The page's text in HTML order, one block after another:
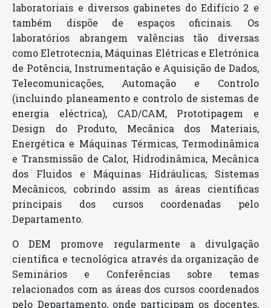
laboratoriais e diversos gabinetes do Edifício 2 e
também dispõe de espaços oficinais. Os
laboratórios abrangem valências tão diversas
como Eletrotecnia, Máquinas Elétricas e Eletrónica
de Potência, Instrumentação e Aquisição de Dados,
Telecomunicações, Automação e Controlo
(incluindo planeamento e controlo de sistemas de
energia eléctrica), CAD/CAM, Prototipagem e
Design do Produto, Mecânica dos Materiais,
Energética e Máquinas Térmicas, Termodinâmica
e Transmissão de Calor, Hidrodinâmica, Mecânica
dos Fluidos e Máquinas Hidráulicas, Sistemas
Mecânicos, cobrindo assim as áreas científicas
principais dos cursos coordenadas pelo
Departamento.
O DEM promove regularmente a divulgação
científica e tecnológica através da organização de
Seminários e Conferências sobre temas
relacionados com as áreas dos cursos coordenados
pelo Departamento, onde participam os docentes,